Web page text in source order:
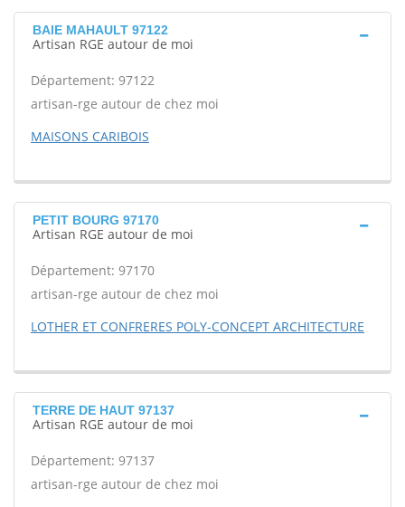
BAIE MAHAULT 97122
Artisan RGE autour de moi
Département: 97122
artisan-rge autour de chez moi
MAISONS CARIBOIS
PETIT BOURG 97170
Artisan RGE autour de moi
Département: 97170
artisan-rge autour de chez moi
LOTHER ET CONFRERES POLY-CONCEPT ARCHITECTURE
TERRE DE HAUT 97137
Artisan RGE autour de moi
Département: 97137
artisan-rge autour de chez moi